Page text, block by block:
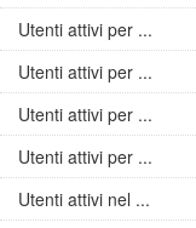
Utenti attivi per ...
Utenti attivi per ...
Utenti attivi per ...
Utenti attivi per ...
Utenti attivi nel ...